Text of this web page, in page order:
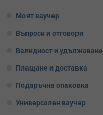
Моят ваучер
Въпроси и отговори
Валидност и удължаване
Плащане и доставка
Подаръчна опаковка
Универсален ваучер